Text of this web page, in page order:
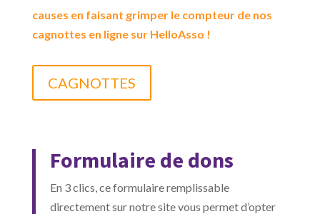
causes en faisant grimper le compteur de nos
cagnottes en ligne sur HelloAsso !
CAGNOTTES
Formulaire de dons
En 3 clics, ce formulaire remplissable
directement sur notre site vous permet d’opter